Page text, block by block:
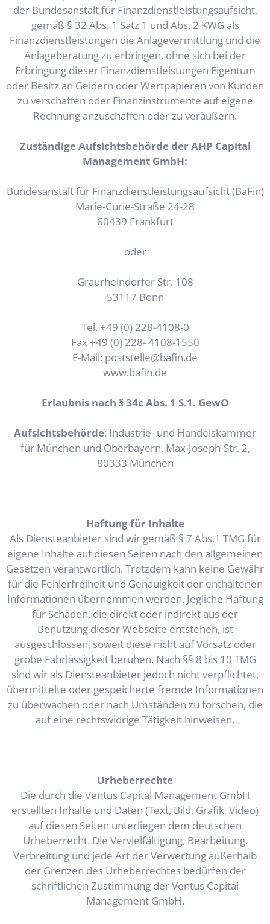
der Bundesanstalt für Finanzdienstleistungsaufsicht,
gemäß § 32 Abs. 1 Satz 1 und Abs. 2 KWG als
Finanzdienstleistungen die Anlagevermittlung und die
Anlageberatung zu erbringen, ohne sich bei der
Erbringung dieser Finanzdienstleistungen Eigentum
oder Besitz an Geldern oder Wertpapieren von Kunden
zu verschaffen oder Finanzinstrumente auf eigene
Rechnung anzuschaffen oder zu veräußern.
Zuständige Aufsichtsbehörde der AHP Capital
Management GmbH:
Bundesanstalt für Finanzdienstleistungsaufsicht (BaFin)
Marie-Curie-Straße 24-28
60439 Frankfurt
oder
Graurheindorfer Str. 108
53117 Bonn
Tel. +49 (0) 228-4108-0
Fax +49 (0) 228- 4108-1550
E-Mail: poststelle@bafin.de
www.bafin.de
Erlaubnis nach § 34c Abs. 1 S.1. GewO
Aufsichtsbehörde: Industrie- und Handelskammer
für München und Oberbayern, Max-Joseph-Str. 2,
80333 München
Haftung für Inhalte
Als Diensteanbieter sind wir gemäß § 7 Abs.1 TMG für
eigene Inhalte auf diesen Seiten nach den allgemeinen
Gesetzen verantwortlich. Trotzdem kann keine Gewähr
für die Fehlerfreiheit und Genauigkeit der enthaltenen
Informationen übernommen werden. Jegliche Haftung
für Schäden, die direkt oder indirekt aus der
Benutzung dieser Webseite entstehen, ist
ausgeschlossen, soweit diese nicht auf Vorsatz oder
grobe Fahrlässigkeit beruhen. Nach §§ 8 bis 10 TMG
sind wir als Diensteanbieter jedoch nicht verpflichtet,
übermittelte oder gespeicherte fremde Informationen
zu überwachen oder nach Umständen zu forschen, die
auf eine rechtswidrige Tätigkeit hinweisen.
Urheberrechte
Die durch die Ventus Capital Management GmbH
erstellten Inhalte und Daten (Text, Bild, Grafik, Video)
auf diesen Seiten unterliegen dem deutschen
Urheberrecht. Die Vervielfältigung, Bearbeitung,
Verbreitung und jede Art der Verwertung außerhalb
der Grenzen des Urheberrechtes bedürfen der
schriftlichen Zustimmung der Ventus Capital
Management GmbH.